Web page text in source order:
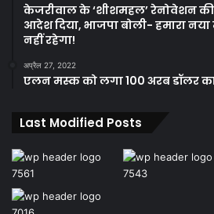
केजरीवाल के ‘शीशमहल’ रेनोवेशन की
आदेश दिया, भाजपा बोली- हमारा
नहीं रहेगा!
अप्रैल 27, 2022
एलन मस्क को लगा 100 अरब डॉलर
Last Modified Posts